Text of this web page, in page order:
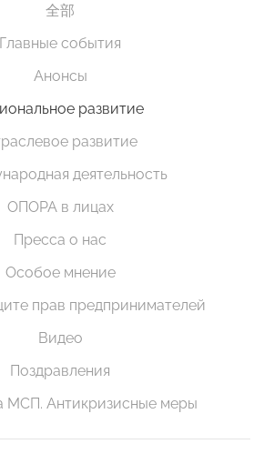
全部
Главные события
Анонсы
развитие
развитие
деятельность
ОПОРА в лицах
Пресса о нас
Особое мнение
прав предпринимателей
Видео
Поздравления
МСП. Антикризисные меры